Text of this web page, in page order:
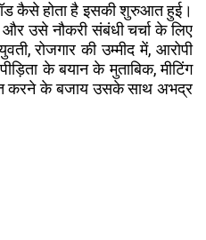
कैसे होता है इसकी शुरुआत हुई।
उसे नौकरी संबंधी चर्चा के लिए
रोजगार की उम्मीद में, आरोपी
के बयान के मुताबिक, मीटिंग
करने के बजाय उसके साथ अभद्र